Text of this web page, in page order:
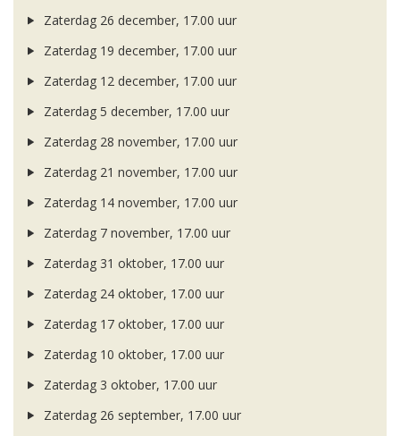
Zaterdag 26 december, 17.00 uur
Zaterdag 19 december, 17.00 uur
Zaterdag 12 december, 17.00 uur
Zaterdag 5 december, 17.00 uur
Zaterdag 28 november, 17.00 uur
Zaterdag 21 november, 17.00 uur
Zaterdag 14 november, 17.00 uur
Zaterdag 7 november, 17.00 uur
Zaterdag 31 oktober, 17.00 uur
Zaterdag 24 oktober, 17.00 uur
Zaterdag 17 oktober, 17.00 uur
Zaterdag 10 oktober, 17.00 uur
Zaterdag 3 oktober, 17.00 uur
Zaterdag 26 september, 17.00 uur